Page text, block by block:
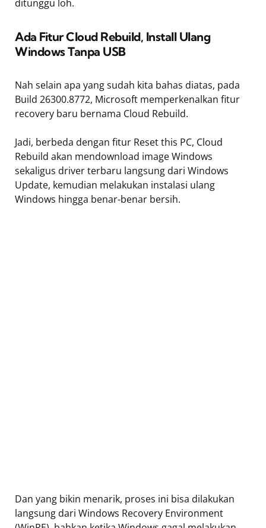
ditunggu loh.
Ada Fitur Cloud Rebuild, Install Ulang
Windows Tanpa USB
Nah selain apa yang sudah kita bahas diatas, pada
Build 26300.8772, Microsoft memperkenalkan fitur
recovery baru bernama Cloud Rebuild.
Jadi, berbeda dengan fitur Reset this PC, Cloud
Rebuild akan mendownload image Windows
sekaligus driver terbaru langsung dari Windows
Update, kemudian melakukan instalasi ulang
Windows hingga benar-benar bersih.
Dan yang bikin menarik, proses ini bisa dilakukan
langsung dari Windows Recovery Environment